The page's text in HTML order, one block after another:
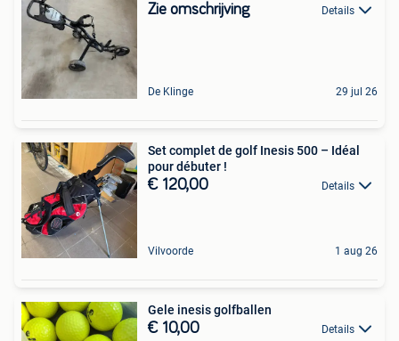
Zie omschrijving Details
De Klinge 29 jul 26
Set complet de golf Inesis 500 – Idéal
pour débuter !
€ 120,00 Details
Vilvoorde 1 aug 26
Gele inesis golfballen
€ 10,00 Details